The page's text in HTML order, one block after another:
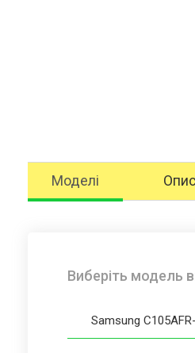
Моделі Опис
Виберіть модель
Samsung